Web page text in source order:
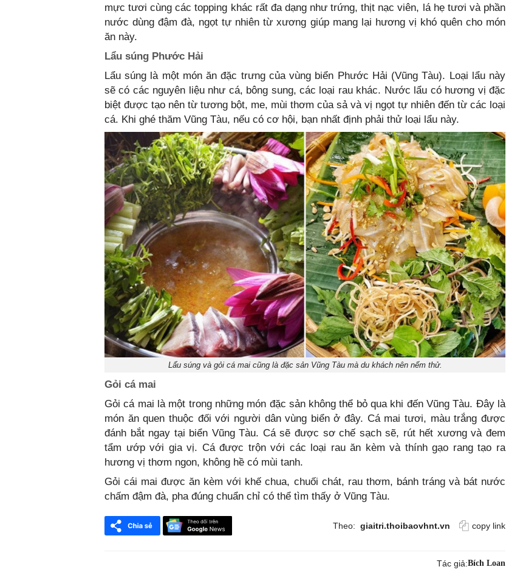
mực tươi cùng các topping khác rất đa dạng như trứng, thịt nạc viên, lá hẹ tươi và phần
nước dùng đậm đà, ngọt tự nhiên từ xương giúp mang lại hương vị khó quên cho món
ăn này.
Lẩu súng Phước Hải
Lẩu súng là một món ăn đặc trưng của vùng biển Phước Hải (Vũng Tàu). Loại lẩu này
sẽ có các nguyên liệu như cá, bông sung, các loại rau khác. Nước lẩu có hương vị đặc
biệt được tạo nên từ tương bột, me, mùi thơm của sả và vị ngọt tự nhiên đến từ các loại
cá. Khi ghé thăm Vũng Tàu, nếu có cơ hội, bạn nhất định phải thử loại lẩu này.
Lẩu súng và gỏi cá mai cũng là đặc sản Vũng Tàu mà du khách nên nếm thử.
Gỏi cá mai
Gỏi cá mai là một trong những món đặc sản không thể bỏ qua khi đến Vũng Tàu. Đây là
món ăn quen thuộc đối với người dân vùng biển ở đây. Cá mai tươi, màu trắng được
đánh bắt ngay tại biển Vũng Tàu. Cá sẽ được sơ chế sạch sẽ, rút hết xương và đem
tẩm ướp với gia vị. Cá được trộn với các loại rau ăn kèm và thính gạo rang tạo ra
hương vị thơm ngon, không hề có mùi tanh.
Gỏi cái mai được ăn kèm với khế chua, chuối chát, rau thơm, bánh tráng và bát nước
chấm đậm đà, pha đúng chuẩn chỉ có thể tìm thấy ở Vũng Tàu.
Theo: giaitri.thoibaovhnt.vn copy link
Tác giả:Bích Loan